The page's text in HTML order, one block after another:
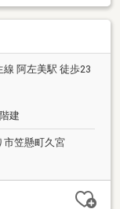
阿左美駅 徒歩23
建
市笠懸町久宮